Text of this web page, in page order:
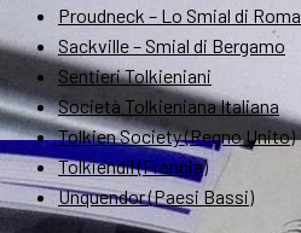
Proudneck – Lo Smial di Roma
Sackville – Smial di Bergamo
Sentieri Tolkieniani
Società Tolkieniana Italiana
Tolkien Society (Regno Unito)
Tolkiendil (Francia)
Unquendor (Paesi Bassi)